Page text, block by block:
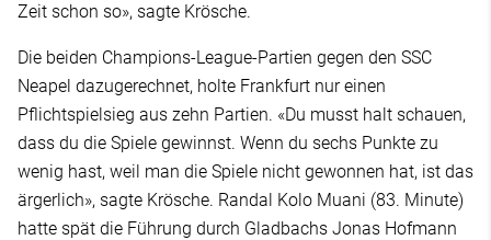
Zeit schon so», sagte Krösche.
Die beiden Champions-League-Partien gegen den SSC
Neapel dazugerechnet, holte Frankfurt nur einen
Pflichtspielsieg aus zehn Partien. «Du musst halt schauen,
dass du die Spiele gewinnst. Wenn du sechs Punkte zu
wenig hast, weil man die Spiele nicht gewonnen hat, ist das
ärgerlich», sagte Krösche. Randal Kolo Muani (83. Minute)
hatte spät die Führung durch Gladbachs Jonas Hofmann